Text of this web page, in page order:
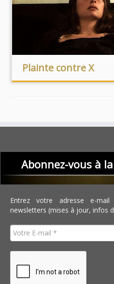
Plainte contre X
Abonnez-vous à
Entrez votre adresse e-
newsletters (mises à jour, infos